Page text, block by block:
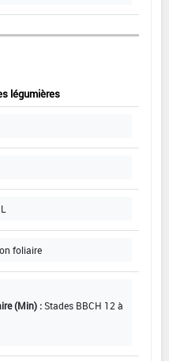
légumières
foliaire
(Min) :Stades BBCH 12 à